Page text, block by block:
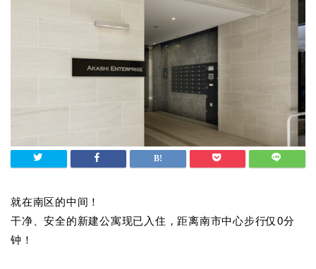
就在南区的中间！
干净、安全的新建公寓现已入住，距离南市中心步行仅0分
钟！